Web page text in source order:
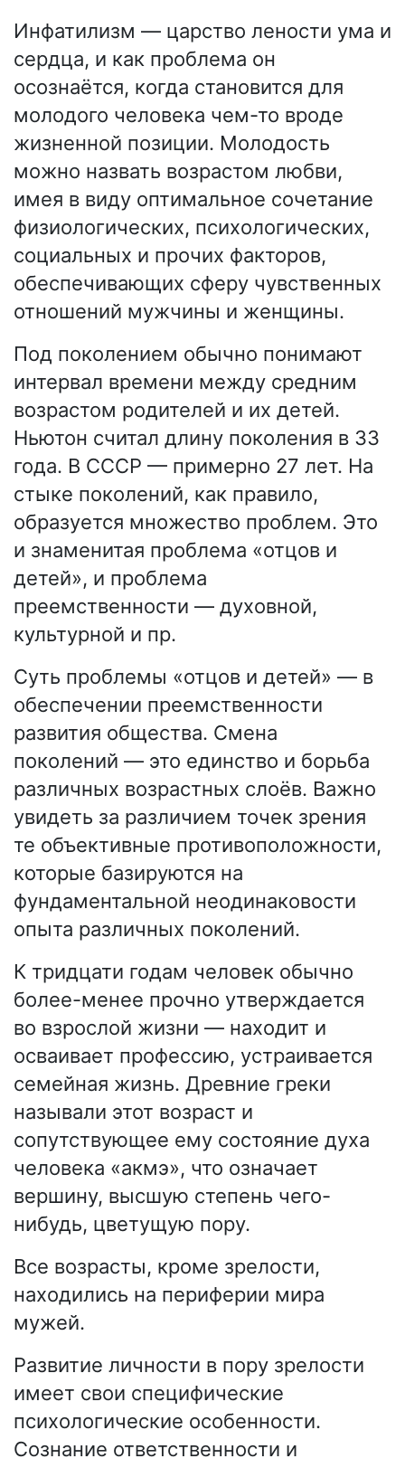
Инфатилизм — царство лености ума и
сердца, и как проблема он
осознаётся, когда становится для
молодого человека чем-то вроде
жизненной позиции. Молодость
можно назвать возрастом любви,
имея в виду оптимальное сочетание
физиологических, психологических,
социальных и прочих факторов,
обеспечивающих сферу чувственных
отношений мужчины и женщины.
Под поколением обычно понимают
интервал времени между средним
возрастом родителей и их детей.
Ньютон считал длину поколения в 33
года. В СССР — примерно 27 лет. На
стыке поколений, как правило,
образуется множество проблем. Это
и знаменитая проблема «отцов и
детей», и проблема
преемственности — духовной,
культурной и пр.
Суть проблемы «отцов и детей» — в
обеспечении преемственности
развития общества. Смена
поколений — это единство и борьба
различных возрастных слоёв. Важно
увидеть за различием точек зрения
те объективные противоположности,
которые базируются на
фундаментальной неодинаковости
опыта различных поколений.
К тридцати годам человек обычно
более-менее прочно утверждается
во взрослой жизни — находит и
осваивает профессию, устраивается
семейная жизнь. Древние греки
называли этот возраст и
сопутствующее ему состояние духа
человека «акмэ», что означает
вершину, высшую степень чего-
нибудь, цветущую пору.
Все возрасты, кроме зрелости,
находились на периферии мира
мужей.
Развитие личности в пору зрелости
имеет свои специфические
психологические особенности.
Сознание ответственности и